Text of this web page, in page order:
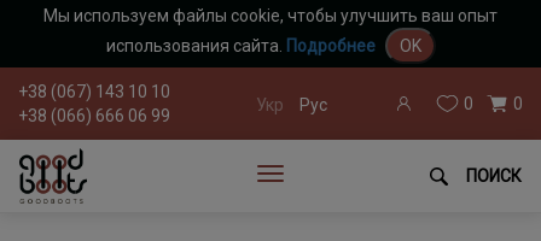
Мы используем файлы cookie, чтобы улучшить ваш опыт
использования сайта. Подробнее OK
+38 (067) 143 10 10
+38 (066) 666 06 99
Укр Рус 0 0
ПОИСК